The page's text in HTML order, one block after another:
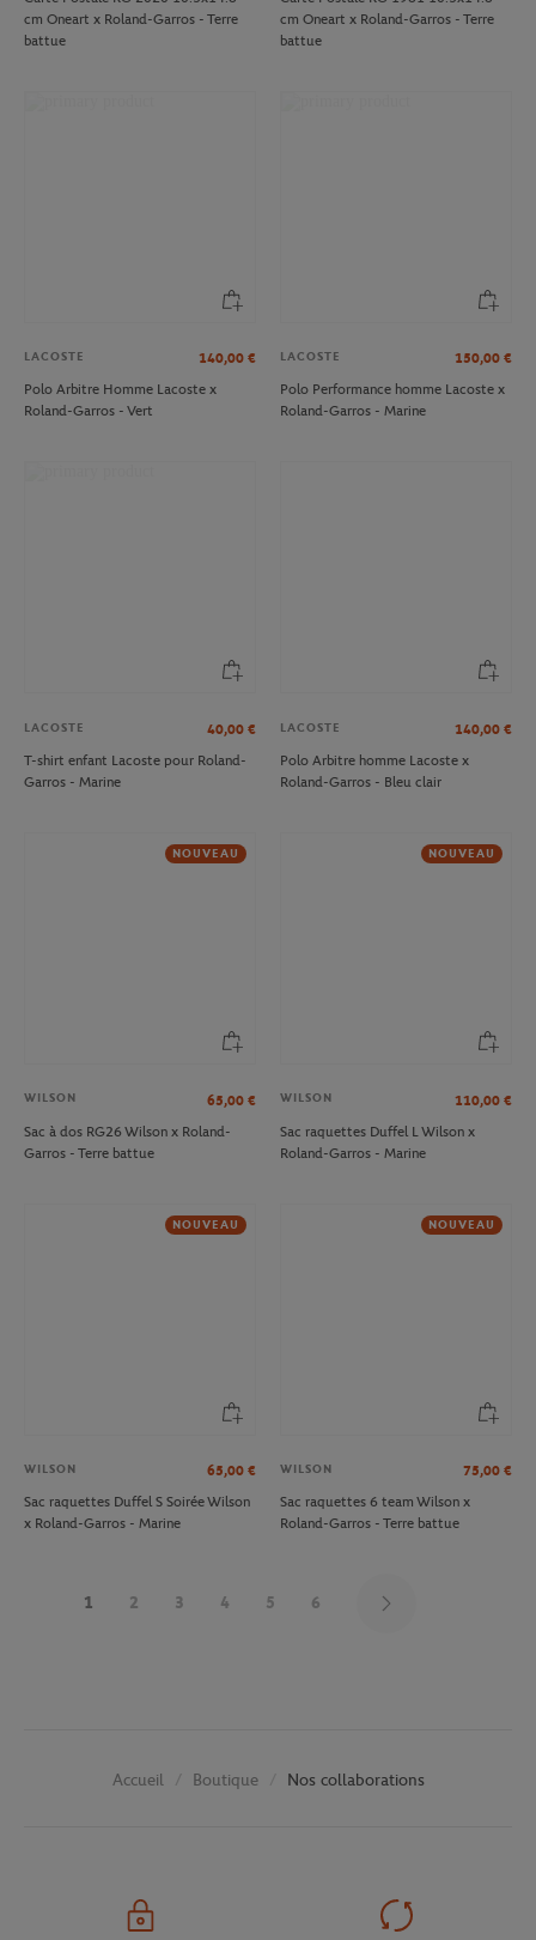
cm Oneart x Roland-Garros - Terre
battue
cm Oneart x Roland-Garros - Terre
battue
LACOSTE 140,00 €
Polo Arbitre Homme Lacoste x
Roland-Garros - Vert
LACOSTE 150,00 €
Polo Performance homme Lacoste x
Roland-Garros - Marine
LACOSTE 40,00 €
T-shirt enfant Lacoste pour Roland-
Garros - Marine
LACOSTE 140,00 €
Polo Arbitre homme Lacoste x
Roland-Garros - Bleu clair
NOUVEAU
WILSON 65,00 €
Sac à dos RG26 Wilson x Roland-
Garros - Terre battue
NOUVEAU
WILSON 110,00 €
Sac raquettes Duffel L Wilson x
Roland-Garros - Marine
NOUVEAU
WILSON 65,00 €
Sac raquettes Duffel S Soirée Wilson
x Roland-Garros - Marine
NOUVEAU
WILSON 75,00 €
Sac raquettes 6 team Wilson x
Roland-Garros - Terre battue
1 2 3 4 5 6
Accueil Boutique Nos collaborations